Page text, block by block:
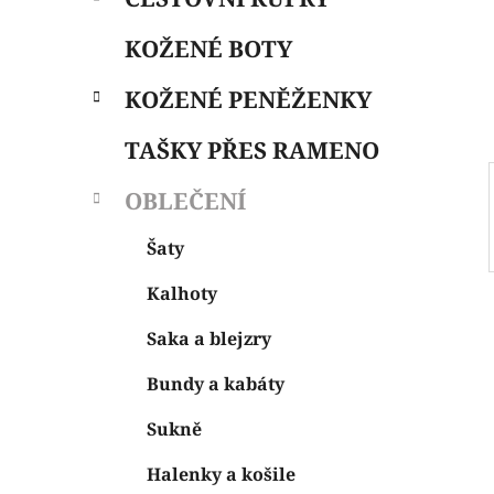
p
l
KOŽENÉ BOTY
KOŽENÉ PENĚŽENKY
TAŠKY PŘES RAMENO
OBLEČENÍ
Šaty
Kalhoty
Saka a blejzry
Bundy a kabáty
Sukně
Halenky a košile